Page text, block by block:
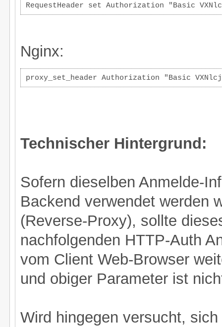
RequestHeader set Authorization "Basic
Nginx:
proxy_set_header Authorization "Basic
Technischer Hintergrund:
Sofern dieselben Anmelde-
Backend verwendet werden
(Reverse-Proxy), sollte
nachfolgenden HTTP-Auth
vom Client Web-Browser
und obiger Parameter ist
Wird hingegen versucht,